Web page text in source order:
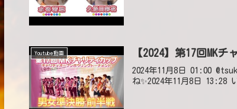
Youtube動画 【2024】第17回MK
2024年11月8日 01:00
ね✨2024年11月8日 13:28